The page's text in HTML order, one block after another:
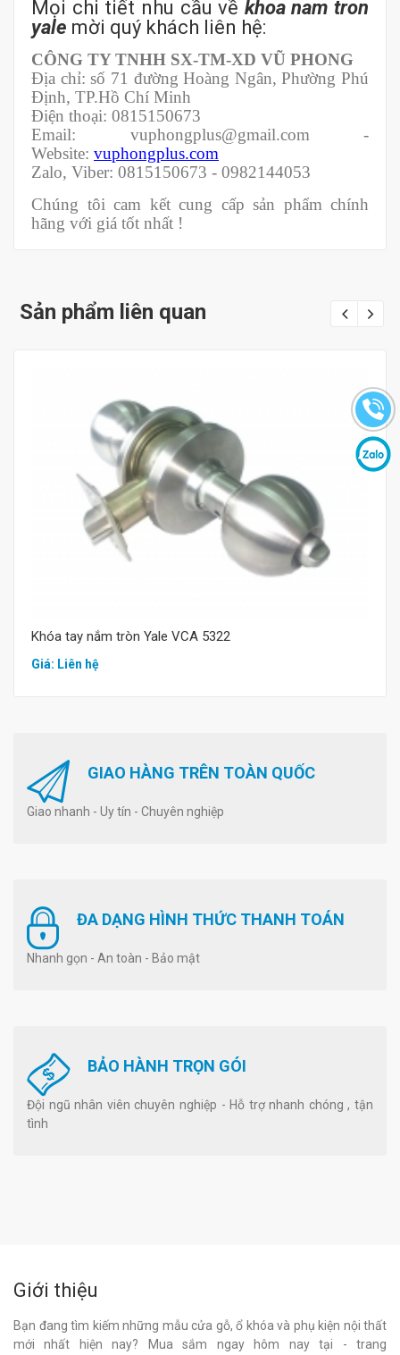
Mọi chi tiết nhu cầu về khoanam tron
yale mời quý khách liên hệ:
CÔNG TY TNHH SX-TM-XD VŨ PHONG
Địa chỉ: số 71 đường Hoàng Ngân, Phường Phú
Định, TP.Hồ Chí Minh
Điện thoại: 0815150673
Email: vuphongplus@gmail.com -
Website: vuphongplus.com
Zalo, Viber: 0815150673 - 0982144053
Chúng tôi cam kết cung cấp sản phẩm chính
hãng với giá tốt nhất !
Sản phẩm liên quan
Mua hàng
Khóa tay nắm tròn Yale VCA 5322
Giá: Liên hệ
GIAO HÀNG TRÊN TOÀN QUỐC
Giao nhanh - Uy tín - Chuyên nghiệp
ĐA DẠNG HÌNH THỨC THANH TOÁN
Nhanh gọn - An toàn - Bảo mật
BẢO HÀNH TRỌN GÓI
Đội ngũ nhân viên chuyên nghiệp - Hỗ trợ nhanh chóng , tận
tình
Giới thiệu
Bạn đang tìm kiếm những mẫu cửa gỗ, ổ khóa và phụ kiện nội thất
mới nhất hiện nay? Mua sắm ngay hôm nay tại - trang